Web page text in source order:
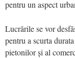
pentru un aspect
Lucrările se vor
pentru a scurta
pietonilor și al